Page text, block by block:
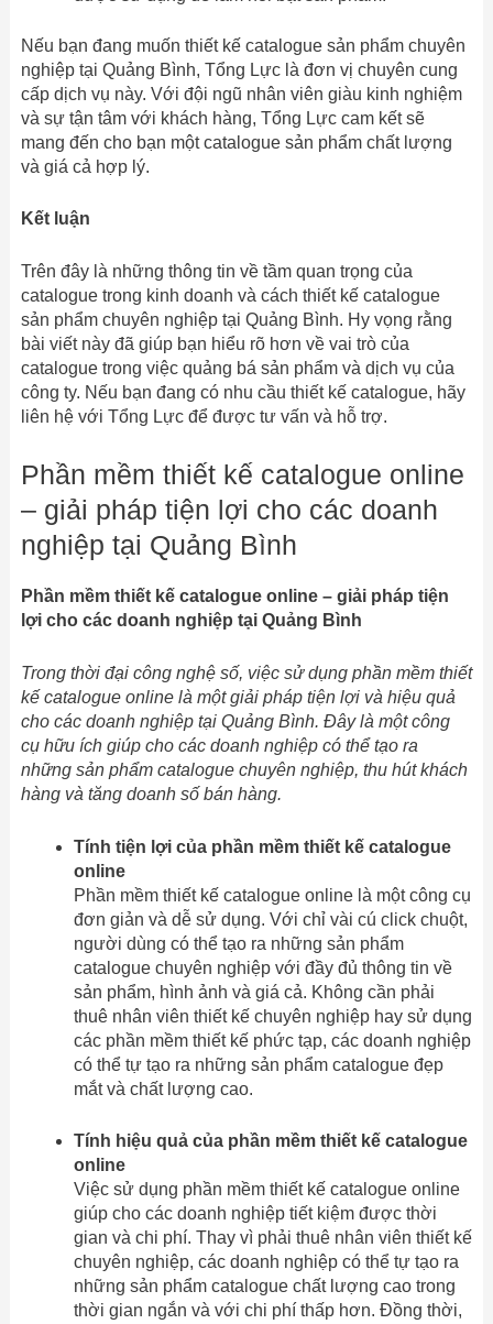
Nếu bạn đang muốn thiết kế catalogue sản phẩm chuyên
nghiệp tại Quảng Bình, Tổng Lực là đơn vị chuyên cung
cấp dịch vụ này. Với đội ngũ nhân viên giàu kinh nghiệm
và sự tận tâm với khách hàng, Tổng Lực cam kết sẽ
mang đến cho bạn một catalogue sản phẩm chất lượng
và giá cả hợp lý.
Kết luận
Trên đây là những thông tin về tầm quan trọng của
catalogue trong kinh doanh và cách thiết kế catalogue
sản phẩm chuyên nghiệp tại Quảng Bình. Hy vọng rằng
bài viết này đã giúp bạn hiểu rõ hơn về vai trò của
catalogue trong việc quảng bá sản phẩm và dịch vụ của
công ty. Nếu bạn đang có nhu cầu thiết kế catalogue, hãy
liên hệ với Tổng Lực để được tư vấn và hỗ trợ.
Phần mềm thiết kế catalogue online
– giải pháp tiện lợi cho các doanh
nghiệp tại Quảng Bình
Phần mềm thiết kế catalogue online – giải pháp tiện
lợi cho các doanh nghiệp tại Quảng Bình
Trong thời đại công nghệ số, việc sử dụng phần mềm thiết
kế catalogue online là một giải pháp tiện lợi và hiệu quả
cho các doanh nghiệp tại Quảng Bình. Đây là một công
cụ hữu ích giúp cho các doanh nghiệp có thể tạo ra
những sản phẩm catalogue chuyên nghiệp, thu hút khách
hàng và tăng doanh số bán hàng.
Tính tiện lợi của phần mềm thiết kế catalogue
online
Phần mềm thiết kế catalogue online là một công cụ
đơn giản và dễ sử dụng. Với chỉ vài cú click chuột,
người dùng có thể tạo ra những sản phẩm
catalogue chuyên nghiệp với đầy đủ thông tin về
sản phẩm, hình ảnh và giá cả. Không cần phải
thuê nhân viên thiết kế chuyên nghiệp hay sử dụng
các phần mềm thiết kế phức tạp, các doanh nghiệp
có thể tự tạo ra những sản phẩm catalogue đẹp
mắt và chất lượng cao.
Tính hiệu quả của phần mềm thiết kế catalogue
online
Việc sử dụng phần mềm thiết kế catalogue online
giúp cho các doanh nghiệp tiết kiệm được thời
gian và chi phí. Thay vì phải thuê nhân viên thiết kế
chuyên nghiệp, các doanh nghiệp có thể tự tạo ra
những sản phẩm catalogue chất lượng cao trong
thời gian ngắn và với chi phí thấp hơn. Đồng thời,